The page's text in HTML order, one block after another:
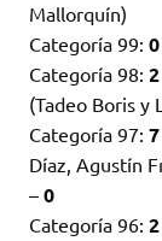
Mallorquín)
Categoría 99:
Categoría 98: 2
(Tadeo Boris y
Categoría 97: 7
Díaz, Agustín
– 0
Categoría 96: 2